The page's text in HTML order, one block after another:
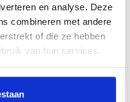
en analyse. Deze
combineren met andere
of die ze hebben
van hun services.
BE)
met een9.1